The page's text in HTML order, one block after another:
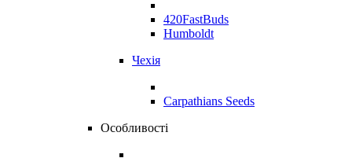
420FastBuds
Humboldt
Чехія
Carpathians Seeds
Особливості